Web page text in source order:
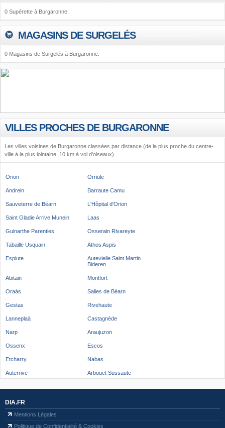
0 Supérette à Burgaronne.
MAGASINS DE SURGELÉS
0 Magasins de Surgelés à Burgaronne.
VILLES PROCHES DE BURGARONNE
Les villes voisines de Burgaronne classées par distance (de la plus proche du centre-
ville à la plus lointaine, 10 km à vol d'oiseaux).
Orion Orriule
Andrein Barraute Camu
Sauveterre de Béarn L'Hôpital d'Orion
Saint Gladie Arrive Munein Laas
Guinarthe Parenties Osserain Rivareyte
Tabaille Usquain Athos Aspis
Espiute
Autevielle Saint Martin
Bideren
Abitain Montfort
Oraàs Salies de Béarn
Gestas Rivehaute
Lanneplaà Castagnède
Narp Araujuzon
Ossenx Escos
Etcharry Nabas
Auterrive Arbouet Sussaute
DIA.FR
Mentions Légales
Politique de Confidentialité & Cookies